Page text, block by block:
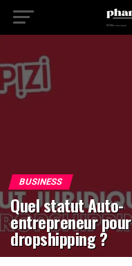
BUSINESS
Quel statut Auto-
entrepreneur pour
dropshipping ?